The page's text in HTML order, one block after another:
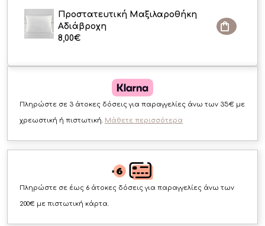
Προστατευτική Μαξιλαροθήκη
Αδιάβροχη
8,00€
Πληρώστε σε 3 άτοκες δόσεις για παραγγελίες άνω των 35€ με
χρεωστική ή πιστωτική. Μάθετε περισσότερα
Πληρώστε σε έως 6 άτοκες δόσεις για παραγγελίες άνω των
200€ με πιστωτική κάρτα.